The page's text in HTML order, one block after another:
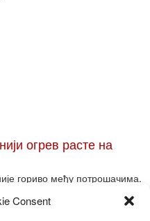
Consent
огрев расте на
гориво међу потрошачима.